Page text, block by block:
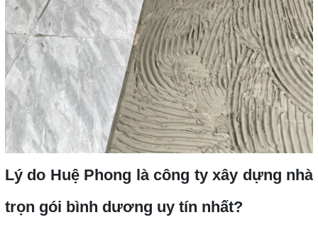
Lý do Huệ Phong là công ty xây dựng nhà
trọn gói bình dương uy tín nhất?